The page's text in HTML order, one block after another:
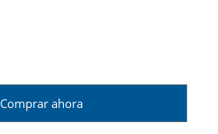
Comprar ahora